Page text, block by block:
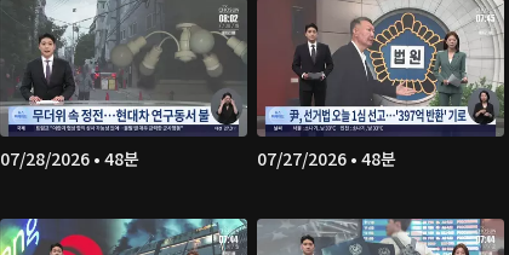
07/28/2026 • 48분 07/27/2026 • 48분